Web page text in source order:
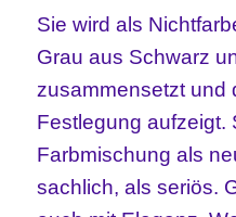
Sie wird als
Grau aus Schwarz
zusammensetzt und
Festlegung aufzeigt.
Farbmischung als
sachlich, als seriös.